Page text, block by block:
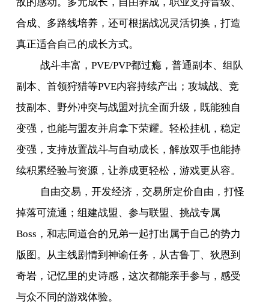
合成、多路线培养，还可根据战况灵活切换，打造
真正适合自己的成长方式。
战斗丰富，PVE/PVP都过瘾，普通副本、组队
副本、首领狩猎等PVE内容持续产出；攻城战、竞
技副本、野外冲突与战盟对抗全面升级，既能独自
变强，也能与盟友并肩拿下荣耀。轻松挂机，稳定
变强，支持放置战斗与自动成长，解放双手也能持
续积累经验与资源，让养成更轻松，游戏更从容。
自由交易，开发经济，交易所定价自由，打怪
掉落可流通；组建战盟、参与联盟、挑战专属
Boss ，和志同道合的兄弟一起打出属于自己的势力
版图。从主线剧情到神谕任务，从古鲁丁、狄恩到
奇岩，记忆里的史诗感，这次都能亲手参与，感受
与众不同的游戏体验。